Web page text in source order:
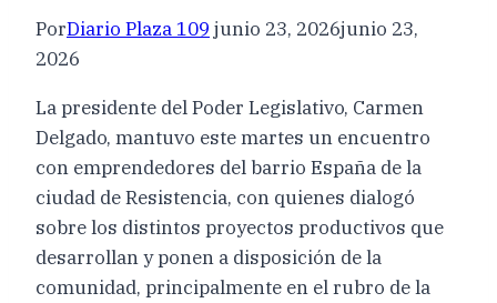
PorDiario Plaza 109 junio 23, 2026junio 23,
2026
La presidente del Poder Legislativo, Carmen
Delgado, mantuvo este martes un encuentro
con emprendedores del barrio España de la
ciudad de Resistencia, con quienes dialogó
sobre los distintos proyectos productivos que
desarrollan y ponen a disposición de la
comunidad, principalmente en el rubro de la